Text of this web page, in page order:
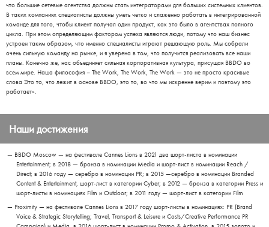
что большие сетевые агентства должны стать интеграторами для больших системных клиентов.
В таких компаниях специалисты должны уметь четко и слаженно работать в интегрированной
команде для того, чтобы клиент получал один продукт, как это было в агентствах полного
цикла. При этом определяющим фактором успеха являются люди, потому что наш бизнес
устроен таким образом, что именно специалисты играют решающую роль. Мы собрали
очень сильную команду на рынке, и я уверена в том, что получится реализовать все наши
планы. Конечно же, нас объединяет сильная корпоративная культура, присущая BBDO во
всем мире. Наша философия – The Work, The Work, The Work — это не просто красивые
слова Это то, что лежит в основе BBDO, это то, во что мы искренне верим и поэтому это
работает».
Наши достижения
BBDO Moscow — на фестивале Cannes Lions в 2021 два шорт-листа в номинации
Entertainment; в 2018 — бронза в номинации Media и шорт-лист в номинации Reach /
Direct; в 2016 году — серебро в номинации PR; в 2015 —серебро в номинации Branded
Content & Entertainment, шорт-лист в категории Cyber; в 2012 — бронза в категории Press и
шорт-листы в номинациях Film и Outdoor; в 2011 году — шорт-лист в категории Film
Proximity — на фестивале Cannes Lions в 2017 году шорт-листы в номинациях: PR (Brand
Voice & Strategic Storytelling; Travel, Transport & Leisure и Costs/Creative Performance PR